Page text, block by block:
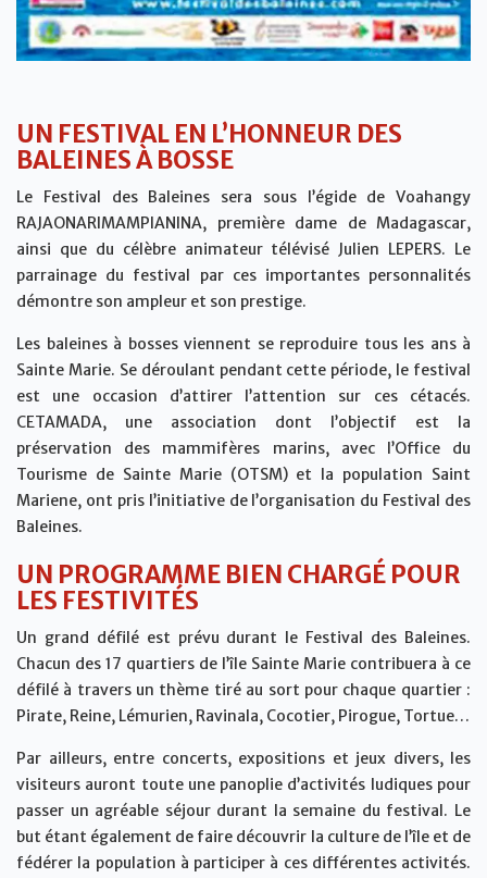
UN FESTIVAL EN L’HONNEUR DES
BALEINES À BOSSE
Le Festival des Baleines sera sous l’égide de Voahangy
RAJAONARIMAMPIANINA, première dame de Madagascar,
ainsi que du célèbre animateur télévisé Julien LEPERS. Le
parrainage du festival par ces importantes personnalités
démontre son ampleur et son prestige.
Les baleines à bosses viennent se reproduire tous les ans à
Sainte Marie. Se déroulant pendant cette période, le festival
est une occasion d’attirer l’attention sur ces cétacés.
CETAMADA, une association dont l’objectif est la
préservation des mammifères marins, avec l’Office du
Tourisme de Sainte Marie (OTSM) et la population Saint
Mariene, ont pris l’initiative de l’organisation du Festival des
Baleines.
UN PROGRAMME BIEN CHARGÉ POUR
LES FESTIVITÉS
Un grand défilé est prévu durant le Festival des Baleines.
Chacun des 17 quartiers de l’île Sainte Marie contribuera à ce
défilé à travers un thème tiré au sort pour chaque quartier :
Pirate, Reine, Lémurien, Ravinala, Cocotier, Pirogue, Tortue…
Par ailleurs, entre concerts, expositions et jeux divers, les
visiteurs auront toute une panoplie d’activités ludiques pour
passer un agréable séjour durant la semaine du festival. Le
but étant également de faire découvrir la culture de l’île et de
fédérer la population à participer à ces différentes activités.